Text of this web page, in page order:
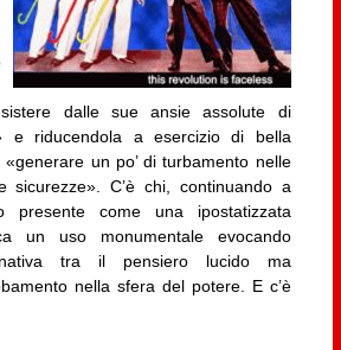
dalle sue ansie assolute di
e riducendola a esercizio di bella
un po’ di turbamento nelle
sicurezze». C’è chi, continuando a
presente come una ipostatizzata
un uso monumentale evocando
tra il pensiero lucido ma
nella sfera del potere. E c’è